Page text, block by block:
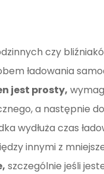
czy
ładowania
jest prosty,
a następnie
wydłuża czas
innymi z
szczególnie jeśli